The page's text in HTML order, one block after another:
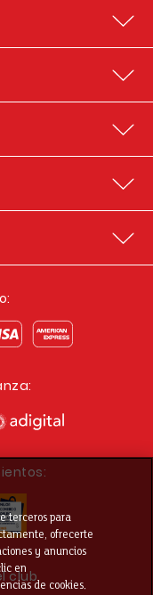
club
terceros para
ofrecerte
y anuncios
en
de cookies.